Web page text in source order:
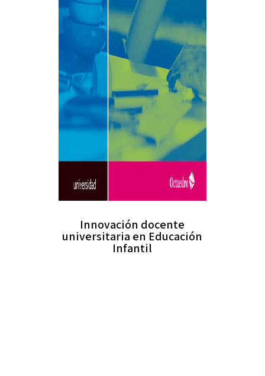
Innovación docente
universitaria en Educación
Infantil